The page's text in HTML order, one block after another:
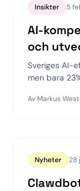
Insikter 5
AI-
och
Sveriges AI-
men bara
Av Markus
Nyheter 28